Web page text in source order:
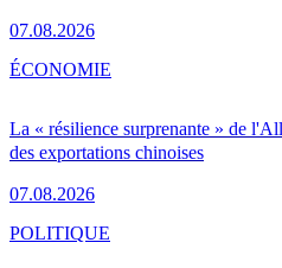
07.08.2026
La « résilience surprenante » de
des exportations chinoises
07.08.2026
ÉCONOMIE
POLITIQUE